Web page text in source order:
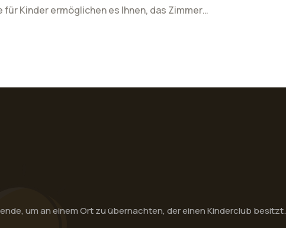
Kinder ermöglichen es Ihnen, das Zimmer…
um an einem Ort zu übernachten, der einen Kinderclub besitzt.